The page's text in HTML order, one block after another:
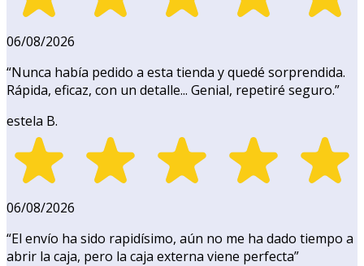
06/08/2026
“Nunca había pedido a esta tienda y quedé sorprendida.
Rápida, eficaz, con un detalle... Genial, repetiré seguro.”
estela B.
06/08/2026
“El envío ha sido rapidísimo, aún no me ha dado tiempo a
abrir la caja, pero la caja externa viene perfecta”